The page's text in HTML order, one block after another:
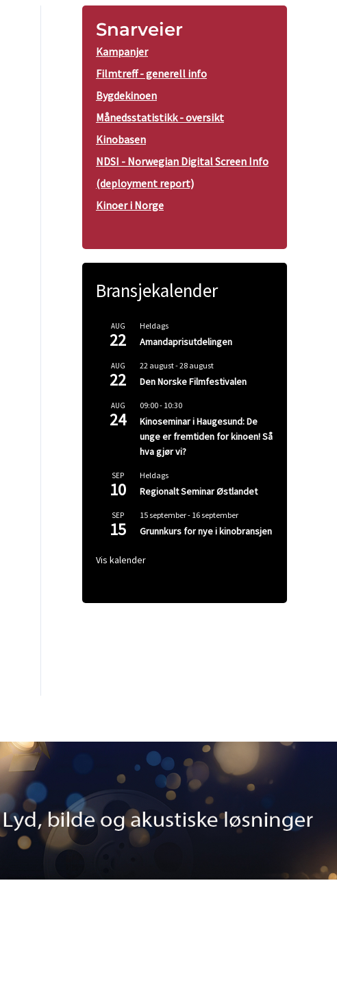
Snarveier
Kampanjer
Filmtreff - generell info
Bygdekinoen
Månedsstatistikk - oversikt
Kinobasen
NDSI - Norwegian Digital Screen Info
(deployment report)
Kinoer i Norge
Bransjekalender
AUG
22
Heldags
Amandaprisutdelingen
AUG
22
22 august-28 august
Den Norske Filmfestivalen
AUG
24
09:00- 10:30
Kinoseminar i Haugesund: De
unge er fremtiden for kinoen! Så
hva gjør vi?
SEP
10
Heldags
Regionalt Seminar Østlandet
SEP
15
15 september- 16 september
Grunnkurs for nye i kinobransjen
Vis kalender